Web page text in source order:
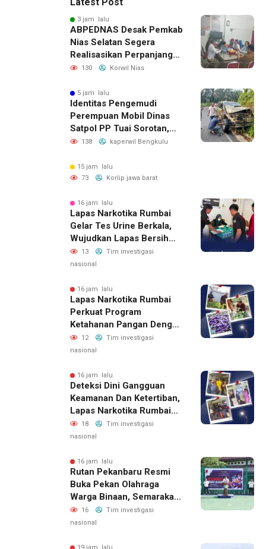
Latest Post
3 jam lalu
ABPEDNAS Desak Pemkab
Nias Selatan Segera
Realisasikan Perpanjangan
Masa Jabatan BPD, Soroti
Kesejahteraan Anggota
130 Korwil Nias
5 jam lalu
Identitas Pengemudi
Perempuan Mobil Dinas
Satpol PP Tuai Sorotan,
Publik Pertanyakan Izin
138 kaperwil Bengkulu
15 jam lalu
73
Korlip jawa barat
16 jam lalu
Lapas Narkotika Rumbai
Gelar Tes Urine Berkala,
Wujudkan Lapas Bersih
Dari Narkoba
13
Tim investigasi
nasional
16 jam lalu
Lapas Narkotika Rumbai
Perkuat Program
Ketahanan Pangan Dengan
Memanen Terong
12
Tim investigasi
nasional
16 jam lalu
Deteksi Dini Gangguan
Keamanan Dan Ketertiban,
Lapas Narkotika Rumbai
Gelar Razia Rutin Blok
Hunian
18
Tim investigasi
nasional
16 jam lalu
Rutan Pekanbaru Resmi
Buka Pekan Olahraga
Warga Binaan, Semarakan
HUT RI Ke-81
16
Tim investigasi
nasional